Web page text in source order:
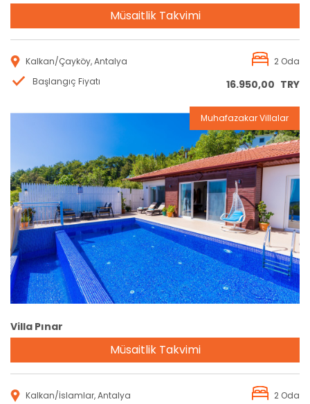
Müsaitlik Takvimi
Kalkan/Çayköy, Antalya
2 Oda
Başlangıç Fiyatı
16.950,00 TRY
Rezervasyon
Muhafazakar Villalar
Villa Pınar
Müsaitlik Takvimi
Kalkan/İslamlar, Antalya
2 Oda